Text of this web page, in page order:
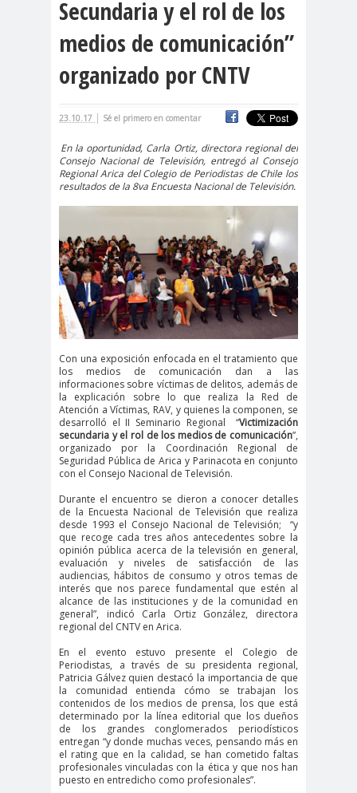
cación
#DerechosFundam
#Destaca
do
#Destacado
#Destacado #Importante
#Noticias #Asamblea
#Colegiodeperiodistas
#Destacado #Importante
#Colegiodeperiodistas
#Destacado #Importante
#Noticias #Elecciones
#CandidaturasConsejoNacional
#Colegiodeperiodistas
#Noticias #Elecciones
#Colegiodeperiodistas
#Eleccion
es
#Elecciones2
024
#FalloJudic
ial
#GabrielBoric
Font
#Géner
o
#GéneroYDD
HH
#Importan
te
#Importante #Noticias
#Asamblea
#Colegiodeperiodistas
#InformarNoEs
Delito
#LibertadDePr
#MediosNoSexi
stas
#Mega
#Megame
dia
#noticia
s
#Noticias #Asamblea
#Colegiodeperiodistas
Secundaria y el rol de los
medios de comunicación”
organizado por CNTV
23.10.17 | Sé el primero en comentar
En la oportunidad, Carla Ortiz, directora regional del
Consejo Nacional de Televisión, entregó al Consejo
Regional Arica del Colegio de Periodistas de Chile los
resultados de la 8va Encuesta Nacional de Televisión.
Con una exposición enfocada en el tratamiento que
los medios de comunicación dan a las
informaciones sobre víctimas de delitos, además de
la explicación sobre lo que realiza la Red de
Atención a Víctimas, RAV, y quienes la componen, se
desarrolló el II Seminario Regional “Victimización
secundaria y el rol de los medios de comunicación”,
organizado por la Coordinación Regional de
Seguridad Pública de Arica y Parinacota en conjunto
con el Consejo Nacional de Televisión.
Durante el encuentro se dieron a conocer detalles
de la Encuesta Nacional de Televisión que realiza
desde 1993 el Consejo Nacional de Televisión;
“y
que recoge cada tres años antecedentes sobre la
opinión pública acerca de la televisión en general,
evaluación y niveles de satisfacción de las
audiencias, hábitos de consumo y otros temas de
interés que nos parece fundamental que estén al
alcance de las instituciones y de la comunidad en
general”, indicó Carla Ortiz González, directora
regional del CNTV en Arica.
En el evento estuvo presente el Colegio de
Periodistas, a través de su presidenta regional,
Patricia Gálvez quien destacó la importancia de que
la comunidad entienda cómo se trabajan los
contenidos de los medios de prensa, los que está
determinado por la línea editorial que los dueños
de los grandes conglomerados periodísticos
entregan “y donde muchas veces, pensando más en
el rating que en la calidad, se han cometido faltas
profesionales vinculadas con la ética y que nos han
puesto en entredicho como profesionales”.